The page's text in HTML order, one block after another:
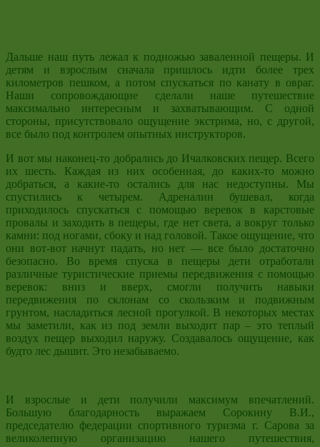
Дальше наш путь лежал к подножью заваленной пещеры. И
детям и взрослым сначала пришлось идти более трех
километров пешком, а потом спускаться по канату в овраг.
Наши сопровождающие сделали наше путешествие
максимально интересным и захватывающим. С одной
стороны, присутствовало ощущение экстрима, но, с другой,
все было под контролем опытных инструкторов.
И вот мы наконец-то добрались до Ичалковских пещер. Всего
их шесть. Каждая из них особенная, до каких-то можно
добраться, а какие-то остались для нас недоступны. Мы
спустились к четырем. Адреналин бушевал, когда
приходилось спускаться с помощью веревок в карстовые
провалы и заходить в пещеры, где нет света, а вокруг только
камни: под ногами, сбоку и над головой. Такое ощущение, что
они вот-вот начнут падать, но нет — все было достаточно
безопасно. Во время спуска в пещеры дети отработали
различные туристические приемы передвижения с помощью
веревок: вниз и вверх, смогли получить навыки
передвижения по склонам со скользким и подвижным
грунтом, насладиться лесной прогулкой. В некоторых местах
мы заметили, как из под земли выходит пар – это теплый
воздух пещер выходил наружу. Создавалось ощущение, как
будто лес дышит. Это незабываемо.
И взрослые и дети получили максимум впечатлений.
Большую благодарность выражаем Сорокину В.И.,
председателю федерации спортивного туризма г. Сарова за
великолепную организацию нашего путешествия,